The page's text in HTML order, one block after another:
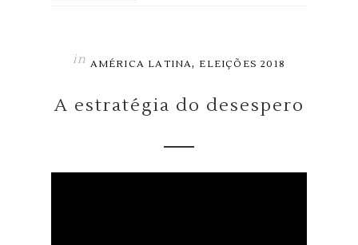
in AMÉRICA LATINA, ELEIÇÕES 2018
A estratégia do desespero